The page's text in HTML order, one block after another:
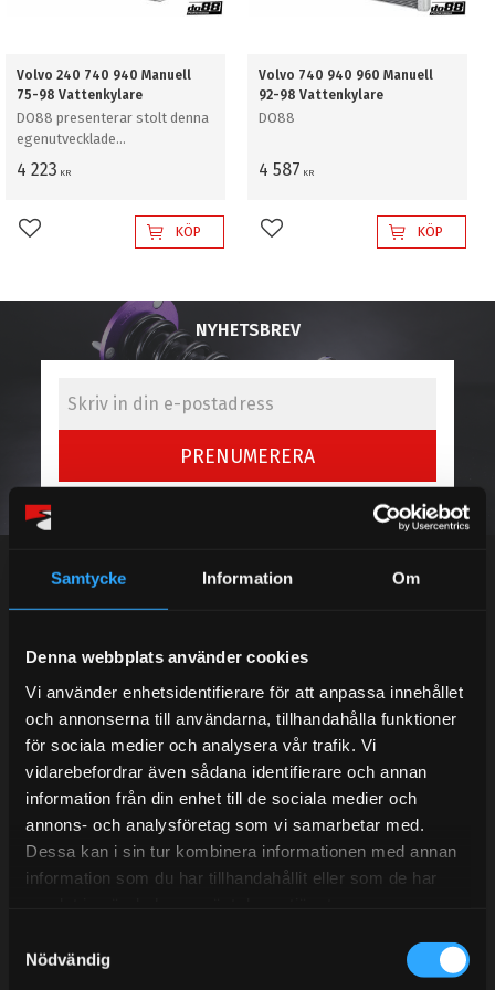
Samtycke Information Om
Denna webbplats använder cookies
Vi använder enhetsidentifierare för att anpassa innehållet
och annonserna till användarna, tillhandahålla funktioner
för sociala medier och analysera vår trafik. Vi
vidarebefordrar även sådana identifierare och annan
information från din enhet till de sociala medier och
annons- och analysföretag som vi samarbetar med.
Dessa kan i sin tur kombinera informationen med annan
information som du har tillhandahållit eller som de har
Nödvändig
Volvo 240 740 940 Manuell
75-98 Vattenkylare
DO88 presenterar stolt denna
egenutvecklade
prestandakylare för Volvo 240
740 940
4 223 KR
Lägg till i favoriterKÖP
Volvo 740 940 960 Manuell
92-98 Vattenkylare
DO88
4 587 KR
Lägg till i favoriterKÖP
NYHETSBREV
PRENUMERERA
integritetspolicy.
Kundtjänst telefon:
Semestertider.
Under V.27 - V.33 nås vi enbart på mejl. Ordrar skickas
under sommaren men med viss fördröjning. 2/7 -9/7 är
det helt stängt.
Mån-Tors: 10:30-15:00
Lunchstängt 12:00-13:00
E-post: info@streetperformance.se